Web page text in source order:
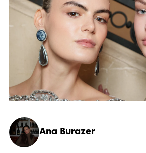
Ana Burazer